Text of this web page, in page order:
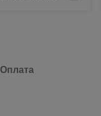
Оплата